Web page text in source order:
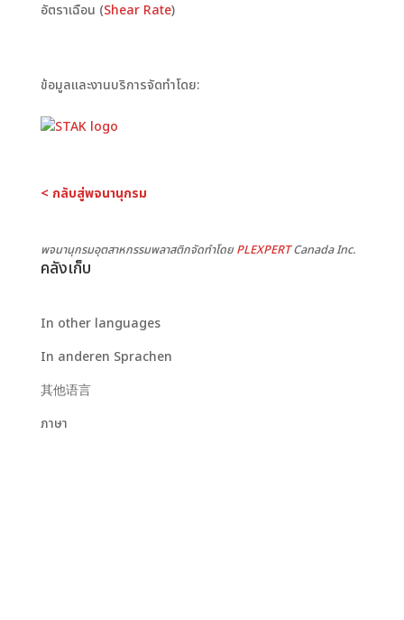
อัตราเฉือน (Shear Rate)
ข้อมูลและงานบริการจัดทำโดย:
< กลับสู่พจนานุกรม
พจนานุกรมอุตสาหกรรมพลาสติกจัดทำโดยPLEXPERTCanada Inc.
คลังเก็บ
In other languages
In anderen Sprachen
其他语言
ภาษา